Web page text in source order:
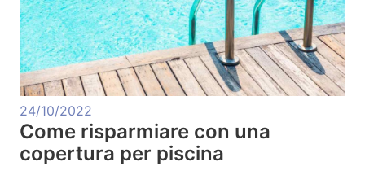
24/10/2022
Come risparmiare con una
copertura per piscina